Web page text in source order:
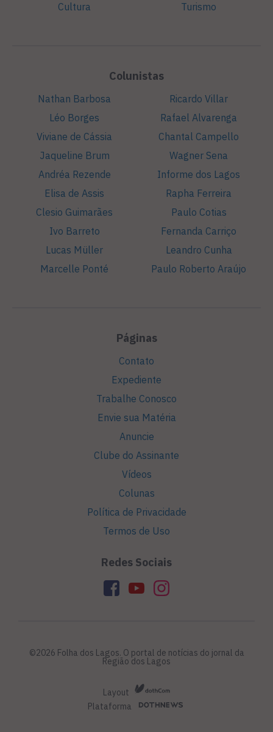
Cultura
Turismo
Colunistas
Nathan Barbosa
Léo Borges
Viviane de Cássia
Jaqueline Brum
Andréa Rezende
Elisa de Assis
Clesio Guimarães
Ivo Barreto
Lucas Müller
Marcelle Ponté
Ricardo Villar
Rafael Alvarenga
Chantal Campello
Wagner Sena
Informe dos Lagos
Rapha Ferreira
Paulo Cotias
Fernanda Carriço
Leandro Cunha
Paulo Roberto Araújo
Páginas
Contato
Expediente
Trabalhe Conosco
Envie sua Matéria
Anuncie
Clube do Assinante
Vídeos
Colunas
Política de Privacidade
Termos de Uso
Redes Sociais
©2026 Folha dos Lagos. O portal de notícias do jornal da
Região dos Lagos
Layout
Plataforma